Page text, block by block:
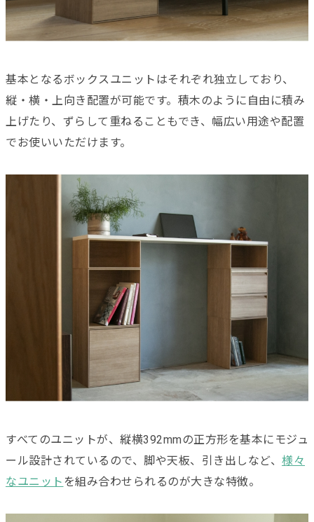
基本となるボックスユニットはそれぞれ独立しており、
縦・横・上向き配置が可能です。積木のように自由に積み
上げたり、ずらして重ねることもでき、幅広い用途や配置
でお使いいただけます。
すべてのユニットが、縦横392mmの正方形を基本にモジュ
ール設計されているので、脚や天板、引き出しなど、 様々
なユニット を組み合わせられるのが大きな特徴。